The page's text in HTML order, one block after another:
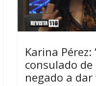
Karina Pérez:
consulado de
negado a dar